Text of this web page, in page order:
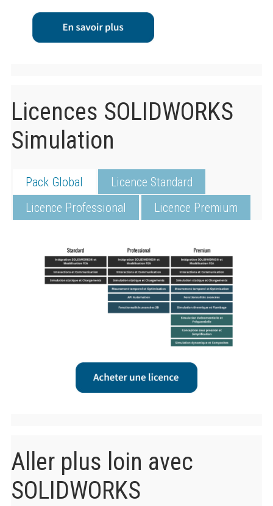
Licences SOLIDWORKS
Simulation
Pack Global
Licence Standard
Licence Professional
Licence Premium
Aller plus loin avec
SOLIDWORKS